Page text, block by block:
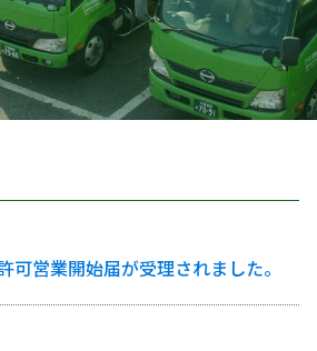
可営業開始届が受理されました。